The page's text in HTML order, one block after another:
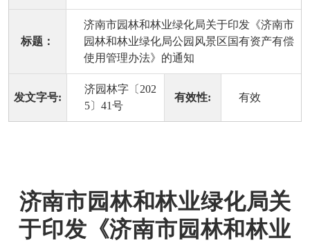
标题：
济南市园林和林业绿化局关于印发《济南市
园林和林业绿化局公园风景区国有资产有偿
使用管理办法》的通知
发文字号:
济园林字〔202
5〕41号
有效性: 有效
济南市园林和林业绿化局关
于印发《济南市园林和林业